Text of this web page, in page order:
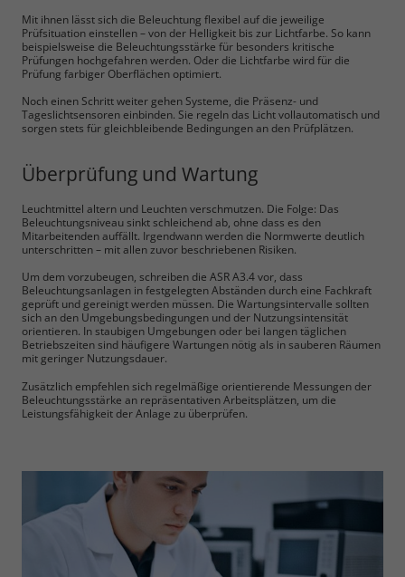
Mit ihnen lässt sich die Beleuchtung flexibel auf die jeweilige
Prüfsituation einstellen – von der Helligkeit bis zur Lichtfarbe. So kann
beispielsweise die Beleuchtungsstärke für besonders kritische
Prüfungen hochgefahren werden. Oder die Lichtfarbe wird für die
Prüfung farbiger Oberflächen optimiert.
Noch einen Schritt weiter gehen Systeme, die Präsenz- und
Tageslichtsensoren einbinden. Sie regeln das Licht vollautomatisch und
sorgen stets für gleichbleibende Bedingungen an den Prüfplätzen.
Überprüfung und Wartung
Leuchtmittel altern und Leuchten verschmutzen. Die Folge: Das
Beleuchtungsniveau sinkt schleichend ab, ohne dass es den
Mitarbeitenden auffällt. Irgendwann werden die Normwerte deutlich
unterschritten – mit allen zuvor beschriebenen Risiken.
Um dem vorzubeugen, schreiben die ASR A3.4 vor, dass
Beleuchtungsanlagen in festgelegten Abständen durch eine Fachkraft
geprüft und gereinigt werden müssen. Die Wartungsintervalle sollten
sich an den Umgebungsbedingungen und der Nutzungsintensität
orientieren. In staubigen Umgebungen oder bei langen täglichen
Betriebszeiten sind häufigere Wartungen nötig als in sauberen Räumen
mit geringer Nutzungsdauer.
Zusätzlich empfehlen sich regelmäßige orientierende Messungen der
Beleuchtungsstärke an repräsentativen Arbeitsplätzen, um die
Leistungsfähigkeit der Anlage zu überprüfen.